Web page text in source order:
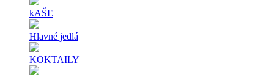
kAŠE
Hlavné jedlá
KOKTAILY